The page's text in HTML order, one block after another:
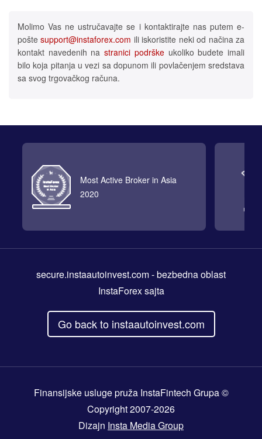
Molimo Vas ne ustručavajte se i kontaktirajte nas putem e-
poštesupport@instaforex.com ili iskoristite neki od načina za
kontakt navedenih nastranici podrškeukoliko budete imali
bilo koja pitanja u vezi sa dopunom ili povlačenjem sredstava
sa svog trgovačkog računa.
Most Active Broker in Asia
2020
secure.instaautoinvest.com- bezbedna oblast
InstaForex sajta
Go back to instaautoinvest.com
Finansijske usluge pruža InstaFintech Grupa ©
Copyright 2007-2026
Dizajn Insta Media Group